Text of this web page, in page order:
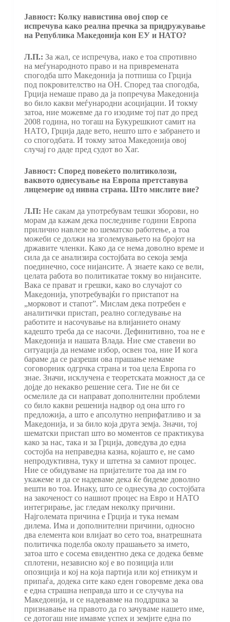
Јавност: Колку навистина овој спор се
испречува како реална пречка за придружување
на Република Македонија кон ЕУ и НАТО?
Л.П.: За жал, се испречува, иако е тоа спротивно
на меѓународното право и на привремената
спогодба што Македонија ја потпиша со Грција
под покровителство на ОН. Според таа спогодба,
Грција немаше право да ја попречува Македонија
во било какви меѓународни асоцијации. И токму
затоа, ние можевме да го изодиме тој пат до пред
2008 година, но тогаш на Букурешкиот самит на
НАТО, Грција даде вето, нешто што е забрането и
со спогодбата. И токму затоа Македонија овој
случај го даде пред судот во Хаг.
Јавност: Според повеќето политиколози,
ваквото однесување на Европа претставува
лицемерие од нивна страна. Што мислите вие?
Л.П: Не сакам да употребувам тешки зборови, но
морам да кажам дека последниве години Европа
прилично навлезе во шематско работење, а тоа
можеби се должи на зголемувањето на бројот на
државите членки. Како да се нема доволно време и
сила да се анализира состојбата во секоја земја
поединечно, сосе нијансите. А знаете како се вели,
целата работа во политикатае токму во нијансите.
Вака се прават и грешки, како во случајот со
Македонија, употребувајќи го пристапот на
„морковот и стапот”. Мислам дека потребен е
аналитички пристап, реално согледување на
работите и насочување на влијанието онаму
кадешто треба да се насочи. Дефинитивно, тоа не е
Македонија и нашата Влада. Ние сме ставени во
ситуација да немаме избор, освен тоа, ние И кога
бараме да се разреши ова прашање немаме
соговорник одгрчка страна и тоа цела Европа го
знае. Значи, исклучена е теоретската можност да се
дојде до некакво решение сега. Тие не би се
осмелиле да си направат дополнителни проблеми
со било какви решенија надвор од она што го
предложија, а што е апсолутно неприфатливо и за
Македонија, и за било која друга земја. Значи, тој
шематски пристап што во моментов се практикува
како за нас, така и за Грција, доведува до една
состојба на неправедна казна, којашто е, не само
непродуктивна, туку и штетна за самиот процес.
Ние се обидуваме на пријателите тоа да им го
укажеме и да се надеваме дека ќе бидеме доволно
вешти во тоа. Инаку, што се однесува до состојбата
на закоченост со нашиот процес на Евро и НАТО
интегрирање, јас гледам неколку причини.
Најголемата причина е Грција и тука немам
дилема. Има и дополнителни причини, односно
два елемента кои влијаат во сето тоа, внатрешната
политичка поделба околу прашањето за името,
затоа што е сосема евидентно дека се додека бевме
сплотени, независно кој е во позиција или
опозиција и кој на која партија или кој етникум и
припаѓа, додека сите како еден говоревме дека ова
е една страшна неправда што и се случува на
Македонија, и се надевавме на поддршка за
признавање на правото да го зачуваме нашето име,
се дотогаш ние имавме успех и земјите една по